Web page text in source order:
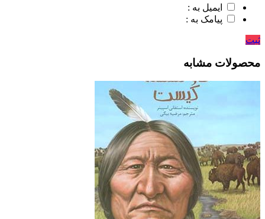
ایمیل به :
پیامک به :
ثبت
محصولات مشابه